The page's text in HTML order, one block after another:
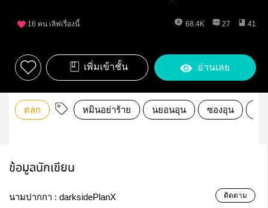
16 คน เลิฟเรื่องนี้ 68.4K 27 41
เพิ่มเข้าชั้น อ่านเลย
ตลก หมินอย่าร้าย นยอนอุน ซองอุน
ข้อมูลนักเขียน
นามปากกา : darksidePlanX ติดตาม